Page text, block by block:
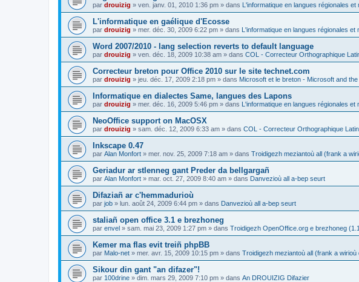
par drouizig » ven. janv. 01, 2010 1:36 pm » dans L'informatique en langues régionales et
L'informatique en gaélique d'Ecosse
par drouizig » mer. déc. 30, 2009 6:22 pm » dans L'informatique en langues régionales et
Word 2007/2010 - lang selection reverts to default language
par drouizig » ven. déc. 18, 2009 10:38 am » dans COL - Correcteur Orthographique
Correcteur breton pour Office 2010 sur le site technet.com
par drouizig » jeu. déc. 17, 2009 2:18 pm » dans Microsoft et le breton - Microsoft and
Informatique en dialectes Same, langues des Lapons
par drouizig » mer. déc. 16, 2009 5:46 pm » dans L'informatique en langues régionales et
NeoOffice support on MacOSX
par drouizig » sam. déc. 12, 2009 6:33 am » dans COL - Correcteur Orthographique
Inkscape 0.47
par Alan Monfort » mer. nov. 25, 2009 7:18 am » dans Troidigezh meziantoù all (frank a
Geriadur ar stlenneg gant Preder da bellgargañ
par Alan Monfort » mar. oct. 27, 2009 8:40 am » dans Danvezioù all a-bep seurt
Difaziañ ar c'hemmadurioù
par job » lun. août 24, 2009 6:44 pm » dans Danvezioù all a-bep seurt
staliañ open office 3.1 e brezhoneg
par envel » sam. mai 23, 2009 1:27 pm » dans Troidigezh OpenOffice.org e brezhoneg
Kemer ma flas evit treiñ phpBB
par Malo-net » mer. avr. 15, 2009 10:15 pm » dans Troidigezh meziantoù all (frank a
Sikour din gant "an difazer"!
par 100drine » dim. mars 29, 2009 7:10 pm » dans An DROUIZIG Difazier